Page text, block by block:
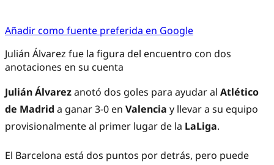
Añadir como fuente preferida en Google
Julián Álvarez fue la figura del encuentro con dos
anotaciones en su cuenta
Julián Álvarezanotó dos goles para ayudar al Atlético
de Madrid a ganar 3-0 en Valencia y llevar a su equipo
provisionalmente al primer lugar de la LaLiga.
El Barcelona está dos puntos por detrás, pero puede